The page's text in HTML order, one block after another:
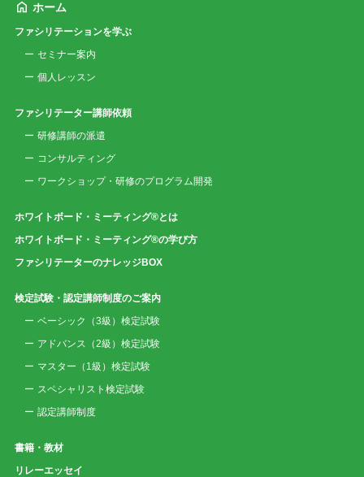
ホーム
ファシリテーションを学ぶ
セミナー案内
個人レッスン
ファシリテーター講師依頼
研修講師の派遣
コンサルティング
ワークショップ・研修のプログラム開発
ホワイトボード・ミーティング®とは
ホワイトボード・ミーティング®の学び方
ファシリテーターのナレッジBOX
検定試験・認定講師制度のご案内
ベーシック（3級）検定試験
アドバンス（2級）検定試験
マスター（1級）検定試験
スペシャリスト検定試験
認定講師制度
書籍・教材
リレーエッセイ